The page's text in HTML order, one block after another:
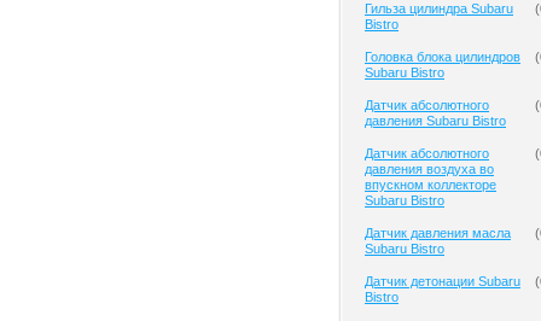
Гильза цилиндра Subaru
Bistro
(
Головка блока цилиндров
Subaru Bistro
(
Датчик абсолютного
давления Subaru Bistro
(
Датчик абсолютного
давления воздуха во
впускном коллекторе
Subaru Bistro
(
Датчик давления масла
Subaru Bistro
(
Датчик детонации Subaru
Bistro
(